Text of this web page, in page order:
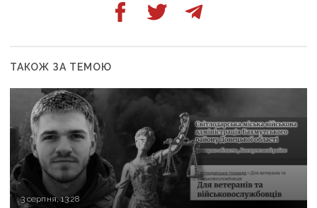
ТАКОЖ ЗА ТЕМОЮ
3 серпня, 13:28